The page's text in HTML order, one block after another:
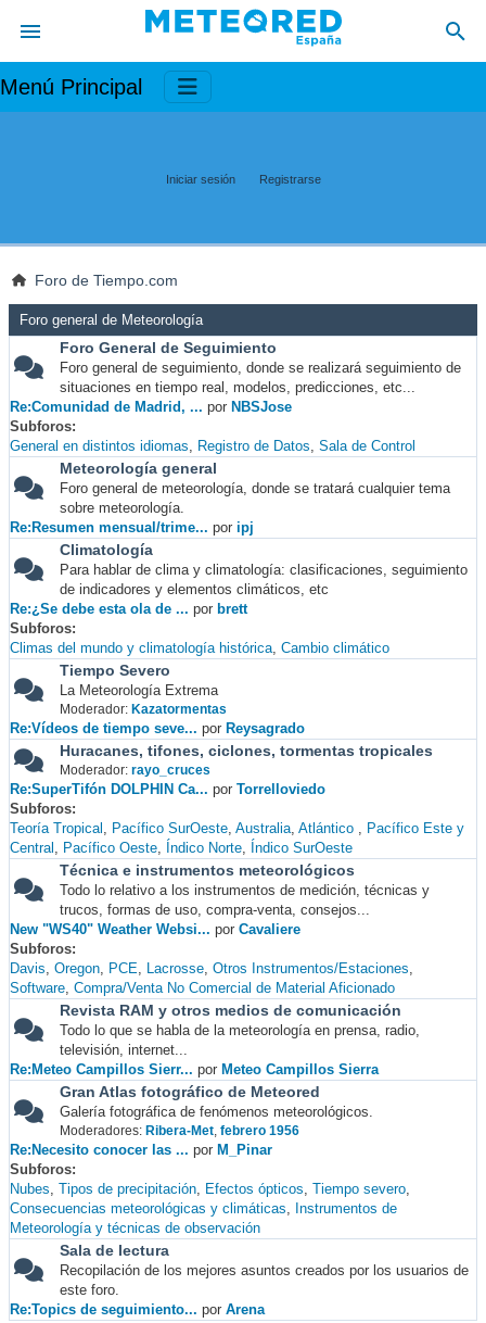
Menú Principal
Iniciar sesión Registrarse
Foro de Tiempo.com
Foro general de Meteorología
Foro General de Seguimiento
Foro general de seguimiento, donde se realizará seguimiento de
situaciones en tiempo real, modelos, predicciones, etc...
Re:Comunidad de Madrid, ... por NBSJose
Subforos
General en distintos idiomas
Registro de Datos Sala de Control
Meteorología general
Foro general de meteorología, donde se tratará cualquier tema
sobre meteorología.
Re:Resumen mensual/trime... por ipj
Climatología
Para hablar de clima y climatología: clasificaciones, seguimiento
de indicadores y elementos climáticos, etc
Re:¿Se debe esta ola de ... por brett
Subforos
Climas del mundo y climatología histórica Cambio climático
Tiempo Severo
La Meteorología Extrema
Moderador: Kazatormentas
Re:Vídeos de tiempo seve... por Reysagrado
Huracanes, tifones, ciclones, tormentas tropicales
Moderador: rayo_cruces
Re:SuperTifón DOLPHIN Ca... por Torrelloviedo
Subforos
Teoría Tropical
Pacífico SurOeste Australia Atlántico
Pacífico Este y
Central
Pacífico Oeste Índico Norte Índico SurOeste
Técnica e instrumentos meteorológicos
Todo lo relativo a los instrumentos de medición, técnicas y
trucos, formas de uso, compra-venta, consejos...
New "WS40" Weather Websi... por Cavaliere
Subforos
Davis Oregon PCE Lacrosse Otros Instrumentos/Estaciones
Software Compra/Venta No Comercial de Material Aficionado
Revista RAM y otros medios de comunicación
Todo lo que se habla de la meteorología en prensa, radio,
televisión, internet...
Re:Meteo Campillos Sierr... por Meteo Campillos Sierra
Gran Atlas fotográfico de Meteored
Galería fotográfica de fenómenos meteorológicos.
Moderadores: Ribera-Met, febrero 1956
Re:Necesito conocer las ... por M_Pinar
Subforos
Nubes Tipos de precipitación Efectos ópticos Tiempo severo
Consecuencias meteorológicas y climáticas
Instrumentos de
Meteorología y técnicas de observación
Sala de lectura
Recopilación de los mejores asuntos creados por los usuarios de
este foro.
Re:Topics de seguimiento... por Arena